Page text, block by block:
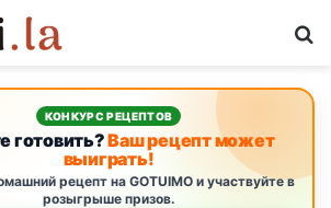
КОНКУРС РЕЦЕПТОВ
готовить?Ваш рецепт может
выиграть!
рецепт на GOTUIMO и участвуйте в
розыгрыше призов.